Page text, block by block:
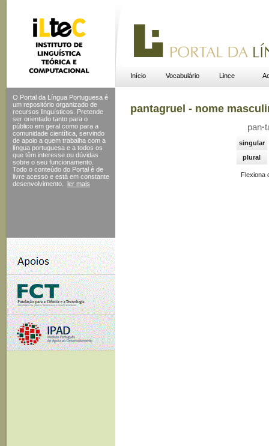
Início Vocabulário Lince
O Portal da Língua Portuguesa é
um repositório organizado de
recursos linguísticos. Pretende
ser orientado tanto para o
público em geral como para a
comunidade científica, servindo
de apoio a quem trabalha com a
língua portuguesa e a todos os
que têm interesse ou dúvidas
sobre o seu funcionamento.
Todo o conteúdo do Portal é de
livre acesso e está em constante
desenvolvimento.
ler mais
pantagruel - nome
pan·
singular
plural
Flexiona